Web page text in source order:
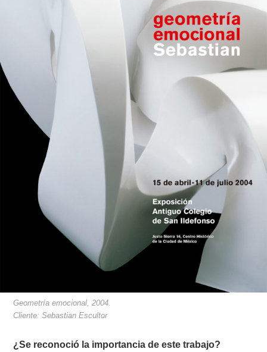
Geometría emocional, 2004.
Cliente: Sebastian Escultor
¿Se reconoció la importancia de este trabajo?